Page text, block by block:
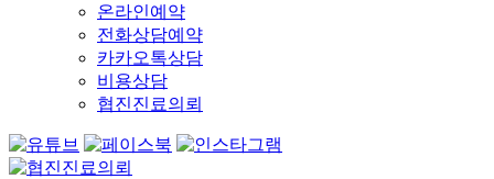
온라인예약
전화상담예약
카카오톡상담
비용상담
협진진료의뢰